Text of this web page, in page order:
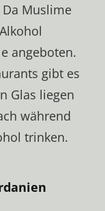
Muslime
angeboten.
gibt es
Glas liegen
während
trinken.